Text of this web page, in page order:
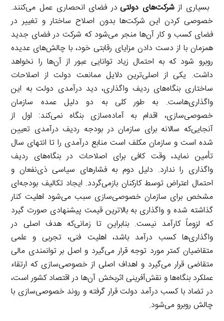
بسیاری ازشرکت‌های دولتی در فضای انحصاری عمل می‌کنند.
خصوصی کردن این شرکت‌ها بدون اصلاح ساختار و تغییر در
فضای کسب و کار آن‌ها منجر می‌شود که شرکت در فضای جدید
همزمان با از دست دادن مزایای رقابتی خود، با چالش‌های عدیده
روبرو شود که به احتمال زیاد توانایی عبور از آن‌ها را نخواهد
داشت. یکی از اصلی‌ترین دلایل ممانعت دولت از اصلاحات
ساختاری بنگاه‌های ردیف واگذاری، دید درآمدی دولت به این
واگذاری‌هاست. به طور کلی به دو دلیل عمده سازمان
خصوصی‌سازی، اقدام به آماده‌سازی بنگاه نمی‌کند: اول از
آنجایی‌که سالانه برای سازمان در بودجه ردیف درآمدی تعیین
شده است و سازمان مکلف است منابع درآمدی را تا انتهای سال
تأمین نماید، وقت کافی برای اصلاحات در بنگاه‌های ردیف
واگذاری را ندارد. دلیل دوم به فشارهای سیاسی ذی‌نفعان و
احتمال اعتراض توسط کارکنان بازمی‌گردد. ایجاد تکالیف بودجه‌ای
مشخص برای سازمان خصوصی‌سازی سبب می‌شود اهلیت کنار
گذاشته شده و واگذاری به بالاترین قیمت پیشنهادی صورت گیرد
که لزوماً کارآمد نیست. بنابراین تا زمانی‌که هدف اصلی در
واگذاری‌ها کسب درآمد باشد، اهلیت فنی، تجربی و علمی
متقاضیان کمتر مورد توجه قرار می‌گیرد و اصل بر توانمندی مالی
متقاضی قرار می‌گیرد و اهداف اصلی از خصوصی‌سازی که ارتقاء
عملکرد بنگاه‌ها و نقش‌آفرینی اثربخش آن‌ها در اقتصاد کشور است،
در تضاد با کسب درآمد دولت قرار گرفته و روند خصوصی‌سازی با
چالش روبرو می‌شود.